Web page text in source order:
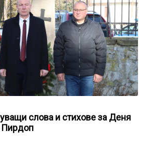
слова и стихове за Деня
Пирдоп